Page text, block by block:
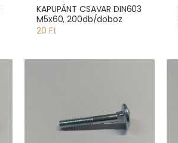
KAPUPÁNT CSAVAR DIN603
M5x60, 200db/doboz
20 Ft